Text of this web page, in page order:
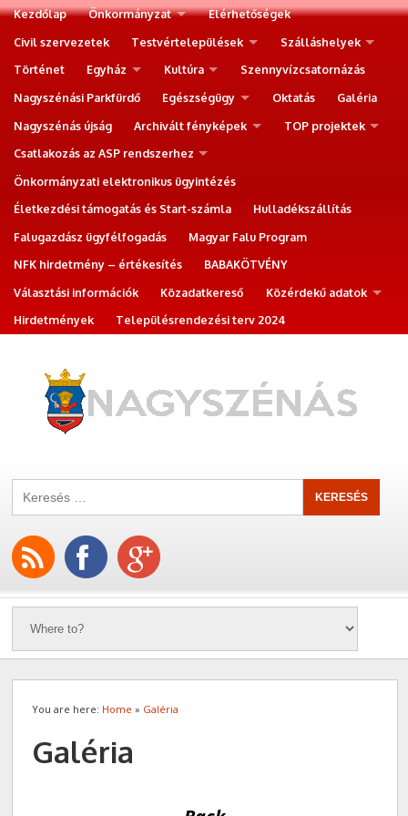
Kezdőlap Önkormányzat
Elérhetőségek
Civil szervezetek
Testvértelepülések
Szálláshelyek
Történet
Egyház Kultúra
Szennyvízcsatornázás
Nagyszénási Parkfürdő
Egészségügy Oktatás
Galéria
Nagyszénás újság
Archivált fényképek
TOP projektek
Csatlakozás az ASP rendszerhez
Önkormányzati elektronikus ügyintézés
Életkezdési támogatás és Start-számla
Hulladékszállítás
Falugazdász ügyfélfogadás
Magyar Falu Program
NFK hirdetmény – értékesítés
BABAKÖTVÉNY
Választási információk
Közadatkereső
Közérdekű adatok
Hirdetmények
Településrendezési terv 2024
You are here: Home » Galéria
Galéria